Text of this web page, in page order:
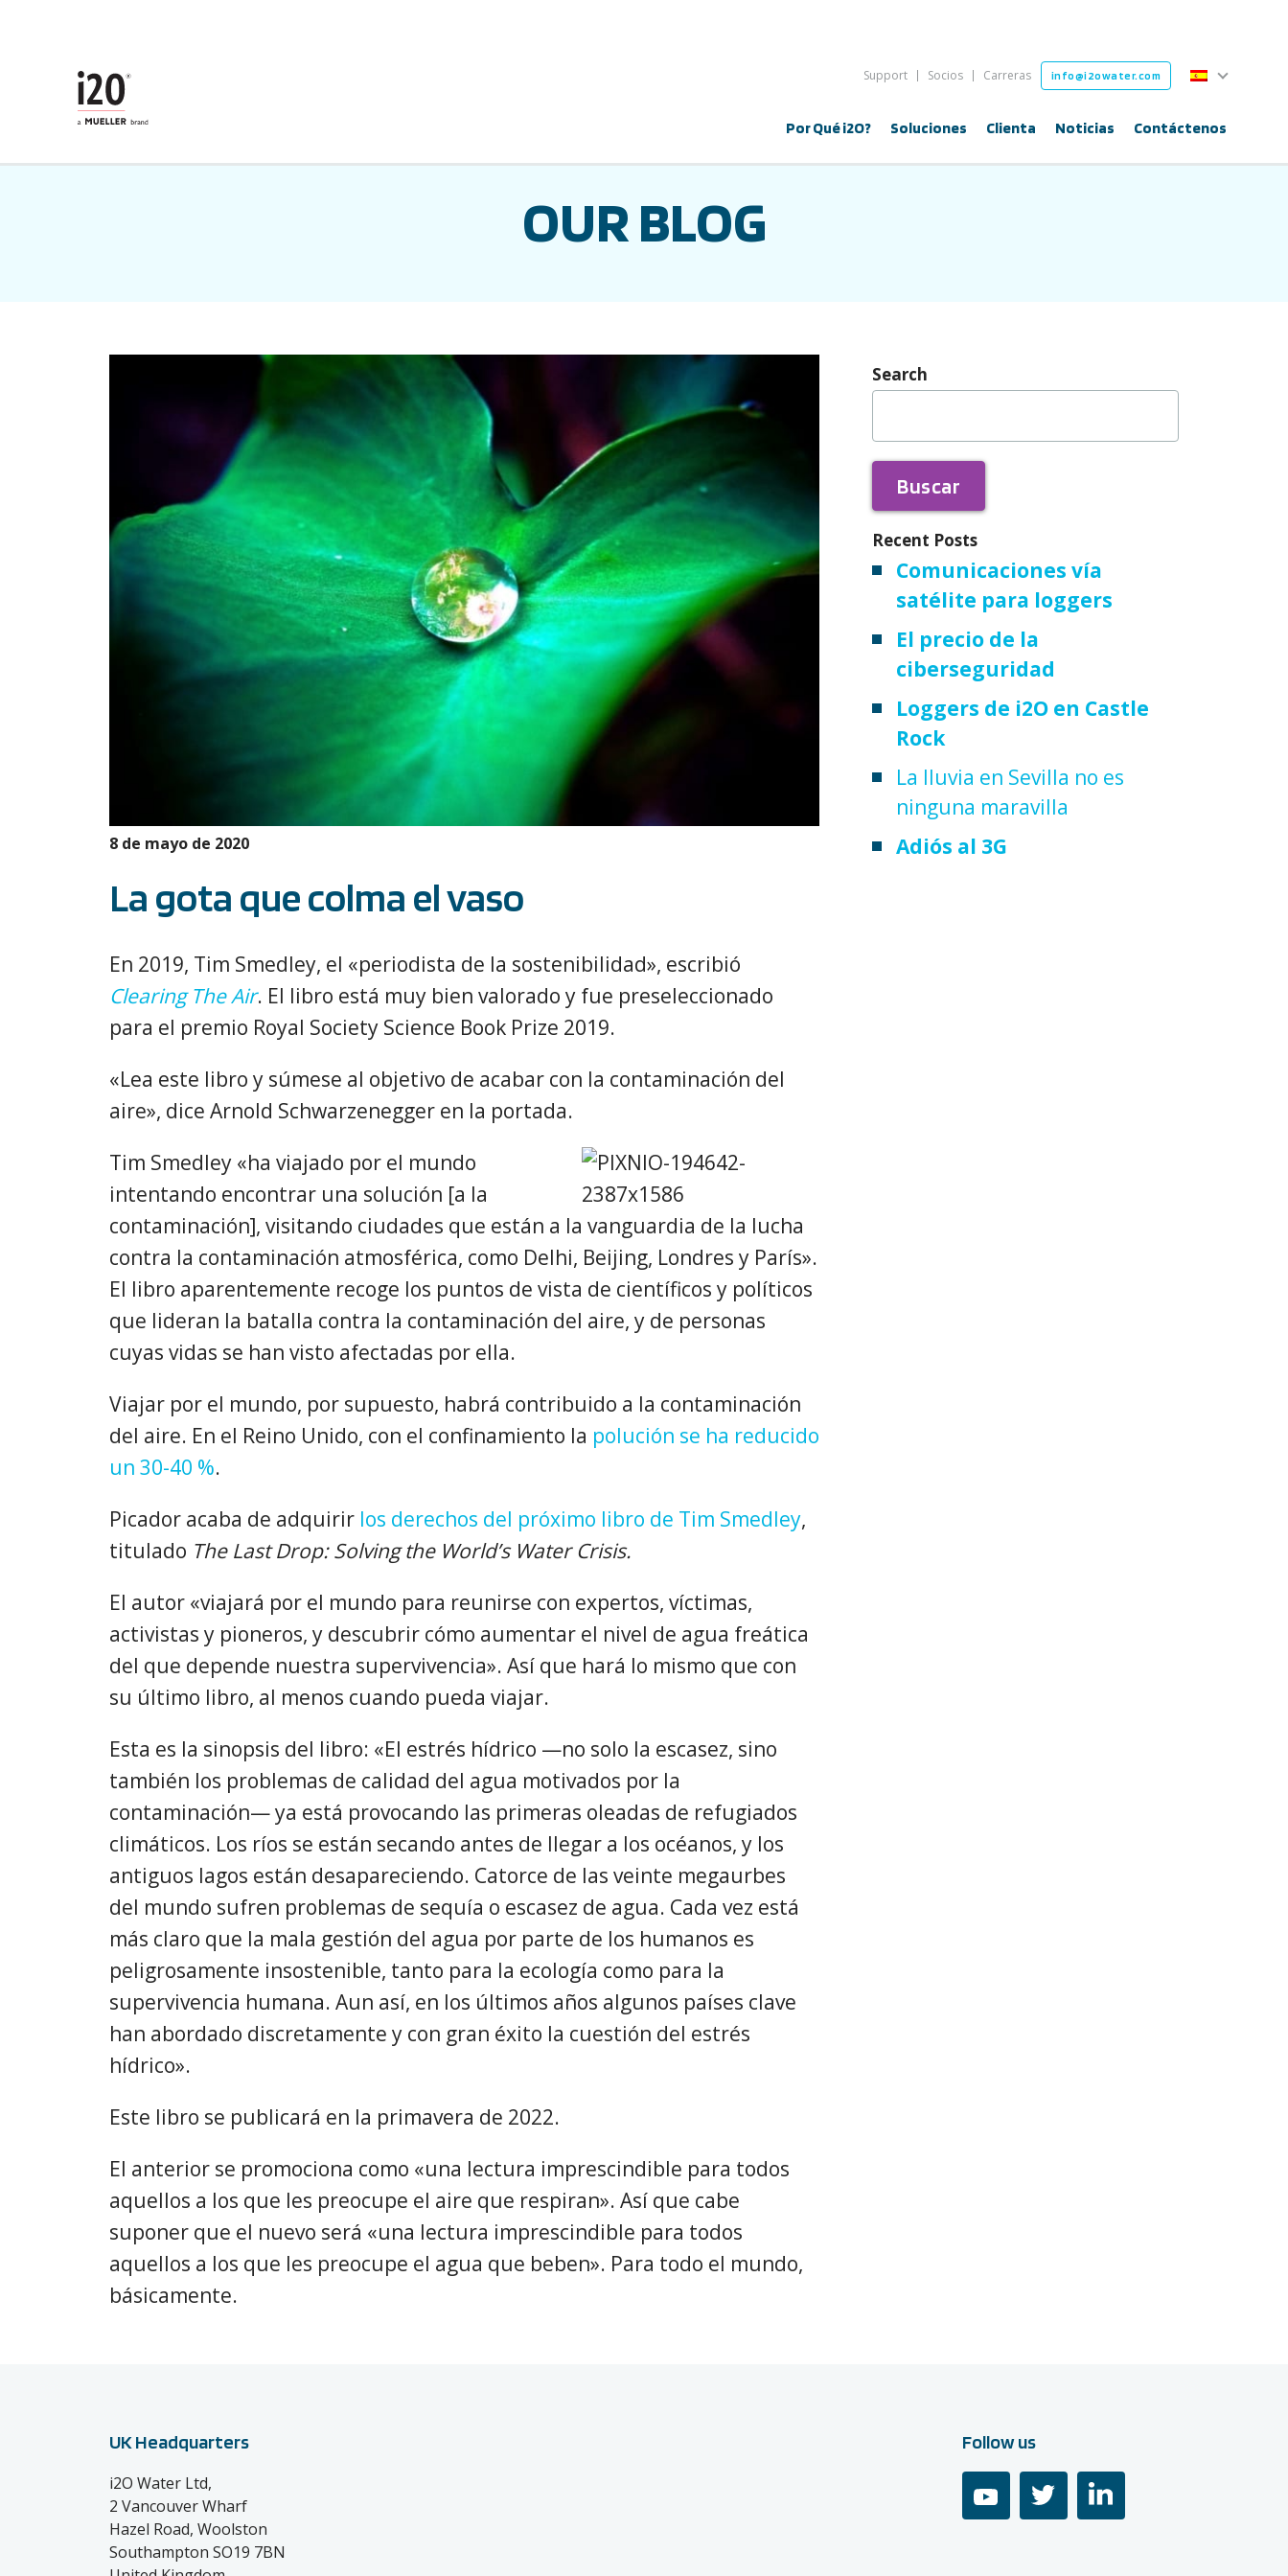
Por Qué i2O? Soluciones Clienta Noticias Contáctenos
Support Socios Carreras info@i2owater.com Español
OUR BLOG
8 de mayo de 2020
La gota que colma el vaso
En 2019, Tim Smedley, el «periodista de la sostenibilidad», escribió
Clearing The Air. El libro está muy bien valorado y fue preseleccionado
para el premio Royal Society Science Book Prize 2019.
«Lea este libro y súmese al objetivo de acabar con la contaminación del
aire», dice Arnold Schwarzenegger en la portada.
Tim Smedley «ha viajado por el mundo
intentando encontrar una solución [a la
contaminación], visitando ciudades que están a la vanguardia de la lucha
contra la contaminación atmosférica, como Delhi, Beijing, Londres y París».
El libro aparentemente recoge los puntos de vista de científicos y políticos
que lideran la batalla contra la contaminación del aire, y de personas
cuyas vidas se han visto afectadas por ella.
Viajar por el mundo, por supuesto, habrá contribuido a la contaminación
del aire. En el Reino Unido, con el confinamiento la polución se ha reducido
un 30-40 %.
Picador acaba de adquirir los derechos del próximo libro de Tim Smedley,
titulado The Last Drop: Solving the World’s Water Crisis.
El autor «viajará por el mundo para reunirse con expertos, víctimas,
activistas y pioneros, y descubrir cómo aumentar el nivel de agua freática
del que depende nuestra supervivencia». Así que hará lo mismo que con
su último libro, al menos cuando pueda viajar.
Esta es la sinopsis del libro: «El estrés hídrico —no solo la escasez, sino
también los problemas de calidad del agua motivados por la
contaminación— ya está provocando las primeras oleadas de refugiados
climáticos. Los ríos se están secando antes de llegar a los océanos, y los
antiguos lagos están desapareciendo. Catorce de las veinte megaurbes
del mundo sufren problemas de sequía o escasez de agua. Cada vez está
más claro que la mala gestión del agua por parte de los humanos es
peligrosamente insostenible, tanto para la ecología como para la
supervivencia humana. Aun así, en los últimos años algunos países clave
han abordado discretamente y con gran éxito la cuestión del estrés
hídrico».
Este libro se publicará en la primavera de 2022.
El anterior se promociona como «una lectura imprescindible para todos
aquellos a los que les preocupe el aire que respiran». Así que cabe
suponer que el nuevo será «una lectura imprescindible para todos
aquellos a los que les preocupe el agua que beben». Para todo el mundo,
básicamente.
Search
Buscar:
Recent Posts
Comunicaciones vía
satélite para loggers
El precio de la
ciberseguridad
Loggers de i2O en Castle
Rock
La lluvia en Sevilla no es
ninguna maravilla
Adiós al 3G
UK Headquarters
i2O Water Ltd,
2 Vancouver Wharf
Hazel Road, Woolston
Southampton SO19 7BN
Follow us
youtube twitter linkedin